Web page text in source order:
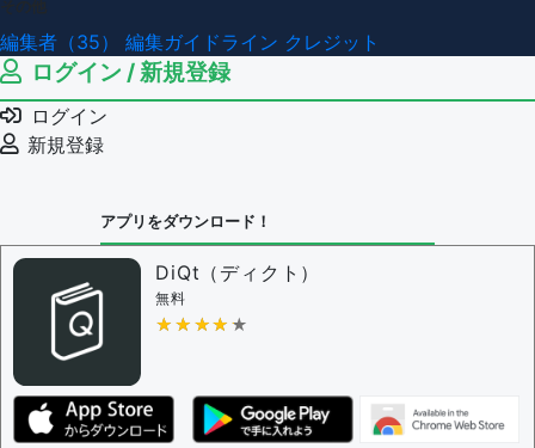
編集者（35） 編集ガイドライン クレジット
ログイン / 新規登録
ログイン
新規登録
アプリをダウンロード！
DiQt（ディクト）
無料
★★★★★
★★★★★